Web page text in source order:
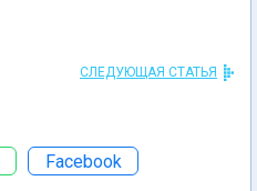
СЛЕДУЮЩАЯ СТАТЬЯ
Facebook